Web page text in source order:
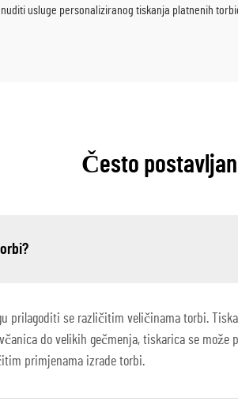
usluge personaliziranog tiskanja platnenih
Često
prilagoditi se različitim veličinama torbi.
do velikih gečmenja, tiskarica se
primjenama izrade torbi.